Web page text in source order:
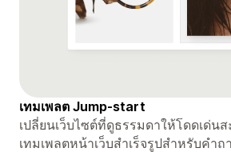
เทมเพลต Jump-start
เปลี่ยนเว็บไซต์ที่ดูธรรมดาให้โดดเด่น
เทมเพลตหน้าเว็บสำเร็จรูปสำหรับคำ